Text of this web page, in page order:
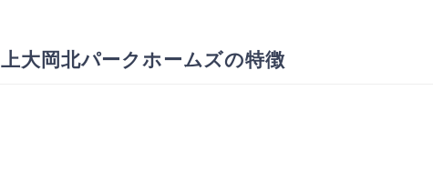
上大岡北パークホームズの特徴